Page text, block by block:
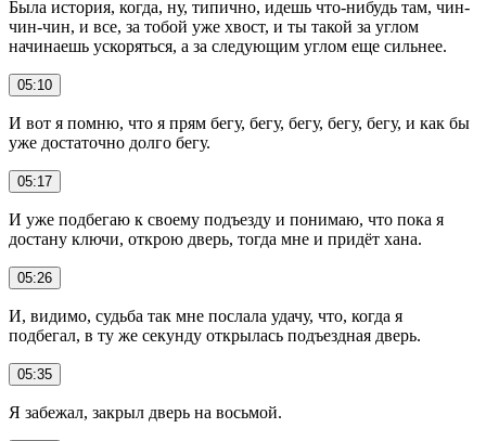
Была история, когда, ну, типично, идешь что-нибудь там, чин-
чин-чин, и все, за тобой уже хвост, и ты такой за углом
начинаешь ускоряться, а за следующим углом еще сильнее.
05:10
И вот я помню, что я прям бегу, бегу, бегу, бегу, бегу, и как бы
уже достаточно долго бегу.
05:17
И уже подбегаю к своему подъезду и понимаю, что пока я
достану ключи, открою дверь, тогда мне и придёт хана.
05:26
И, видимо, судьба так мне послала удачу, что, когда я
подбегал, в ту же секунду открылась подъездная дверь.
05:35
Я забежал, закрыл дверь на восьмой.